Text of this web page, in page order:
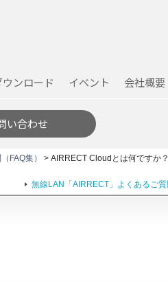
ンロード イベント 会社概要
い合わせ
FAQ集） > AIRRECT Cloudとは何ですか？
無線LAN「AIRRECT」よくあるご